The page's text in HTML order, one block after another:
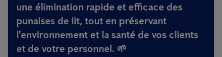
une élimination rapide et efficace des
punaises de lit, tout en préservant
l'environnement et la santé de vos clients
et de votre personnel. 🌱